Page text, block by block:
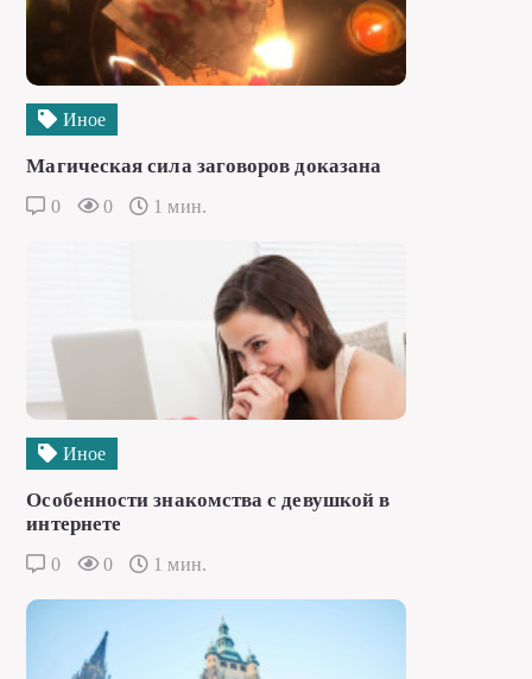
Иное
Магическая сила заговоров доказана
0 0 1 мин.
Иное
Особенности знакомства с девушкой в
интернете
0 0 1 мин.